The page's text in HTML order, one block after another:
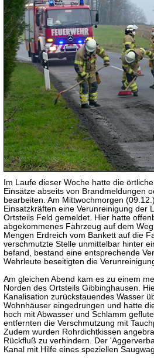
Im Laufe dieser Woche hatte die
Einsätze abseits von Brandmeldungen
bearbeiten. Am Mittwochmorgen
Einsatzkräften eine Verunreinigung der
Ortsteils Feld gemeldet. Hier hatte
abgekommenes Fahrzeug auf dem
Mengen Erdreich vom Bankett auf die
verschmutzte Stelle unmittelbar hinter
befand, bestand eine entsprechende
Wehrleute beseitigten die
Am gleichen Abend kam es zu einem
Norden des Ortsteils Gibbinghausen.
Kanalisation zurückstauendes Wasser
Wohnhäuser eingedrungen und hatte
hoch mit Abwasser und Schlamm
entfernten die Verschmutzung mit
Zudem wurden Rohrdichtkissen
Rückfluß zu verhindern. Der
Kanal mit Hilfe eines speziellen